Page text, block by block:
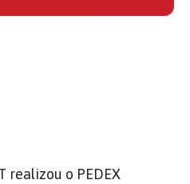
realizou o PEDEX